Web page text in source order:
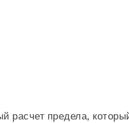
расчет предела,